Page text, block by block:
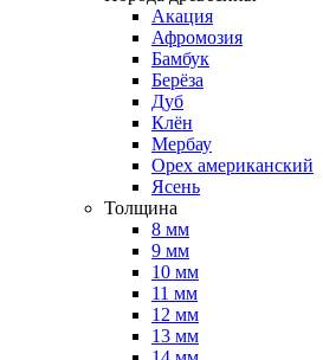
Акация
Афромозия
Бамбук
Берёза
Дуб
Клён
Мербау
Орех американский
Ясень
Толщина
8 мм
9 мм
10 мм
11 мм
12 мм
13 мм